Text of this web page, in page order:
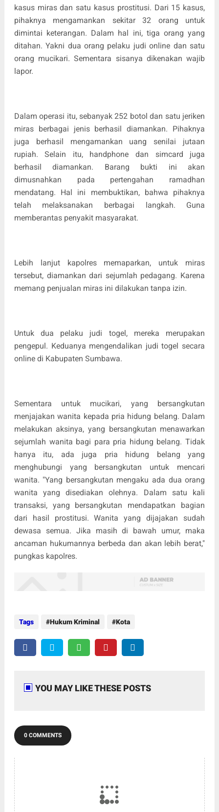
kasus miras dan satu kasus prostitusi. Dari 15 kasus,
pihaknya mengamankan sekitar 32 orang untuk
dimintai keterangan. Dalam hal ini, tiga orang yang
ditahan. Yakni dua orang pelaku judi online dan satu
orang mucikari. Sementara sisanya dikenakan wajib
lapor.
Dalam operasi itu, sebanyak 252 botol dan satu jeriken
miras berbagai jenis berhasil diamankan. Pihaknya
juga berhasil mengamankan uang senilai jutaan
rupiah. Selain itu, handphone dan simcard juga
berhasil diamankan. Barang bukti ini akan
dimusnahkan pada pertengahan ramadhan
mendatang. Hal ini membuktikan, bahwa pihaknya
telah melaksanakan berbagai langkah. Guna
memberantas penyakit masyarakat.
Lebih lanjut kapolres memaparkan, untuk miras
tersebut, diamankan dari sejumlah pedagang. Karena
memang penjualan miras ini dilakukan tanpa izin.
Untuk dua pelaku judi togel, mereka merupakan
pengepul. Keduanya mengendalikan judi togel secara
online di Kabupaten Sumbawa.
Sementara untuk mucikari, yang bersangkutan
menjajakan wanita kepada pria hidung belang. Dalam
melakukan aksinya, yang bersangkutan menawarkan
sejumlah wanita bagi para pria hidung belang. Tidak
hanya itu, ada juga pria hidung belang yang
menghubungi yang bersangkutan untuk mencari
wanita. "Yang bersangkutan mengaku ada dua orang
wanita yang disediakan olehnya. Dalam satu kali
transaksi, yang bersangkutan mendapatkan bagian
dari hasil prostitusi. Wanita yang dijajakan sudah
dewasa semua. Jika masih di bawah umur, maka
ancaman hukumannya berbeda dan akan lebih berat,"
pungkas kapolres.
Tags Hukum Kriminal Kota
YOU MAY LIKE THESE POSTS
0 COMMENTS